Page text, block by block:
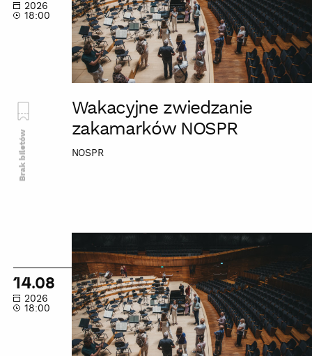
2026
18:00
Wakacyjne zwiedzanie
zakamarków NOSPR
NOSPR
Brak biletów
zwiedzanie
zakamarków
NOSPR
14.08
2026
18:00